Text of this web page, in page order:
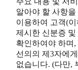
알아야 할 사항
이용하여 고객(
제시한 신분증
확인하여야 하며
선의의 제3자에
없습니다. (다만,